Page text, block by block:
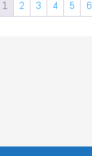
1 2 3 4 5 6